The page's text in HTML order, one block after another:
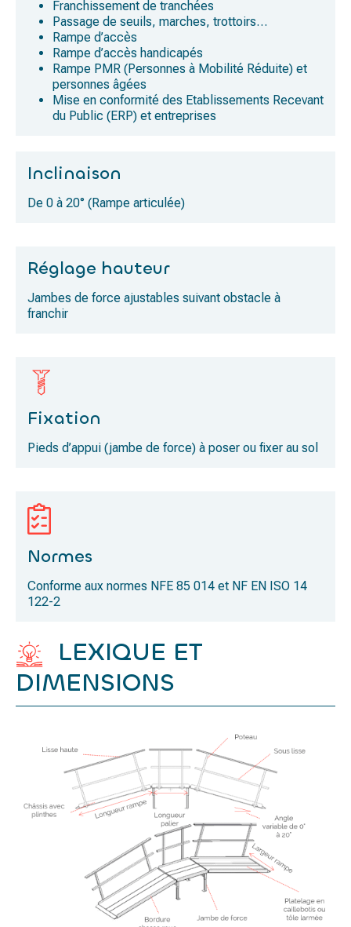
Franchissement de tranchées
Passage de seuils, marches, trottoirs…
Rampe d’accès
Rampe d’accès handicapés
Rampe PMR (Personnes à Mobilité Réduite) et
personnes âgées
Mise en conformité des Etablissements Recevant
du Public (ERP) et entreprises
Inclinaison
De 0 à 20° (Rampe articulée)
Réglage hauteur
Jambes de force ajustables suivant obstacle à
franchir
Fixation
Pieds d’appui (jambe de force) à poser ou fixer au sol
Normes
Conforme aux normes NFE 85 014 et NF EN ISO 14
122-2
LEXIQUE ET
DIMENSIONS